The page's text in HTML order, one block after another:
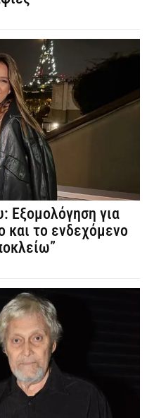
Εξομολόγηση για
και το ενδεχόμενο